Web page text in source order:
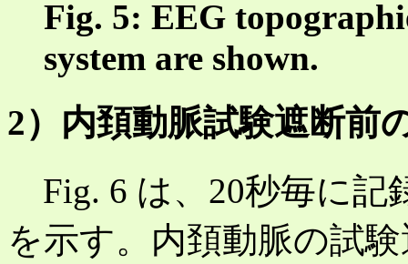
Fig. 5: EEG
system are shown.
2）内頚動脈試験遮断前
Fig. 6 は、20秒毎に記
を示す。内頚動脈の試